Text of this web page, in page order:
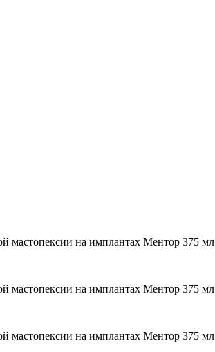
мастопексии на имплантах Ментор 375 мл
мастопексии на имплантах Ментор 375 мл
мастопексии на имплантах Ментор 375 мл